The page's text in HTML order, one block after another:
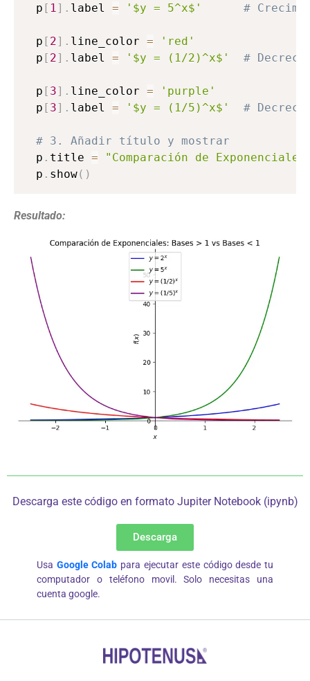
p [ 1] . label = '$y = 5^x$' #
p [ 2] . line_color =
'red'
p [ 2] . label = '$y = (1/2)^x$' #
p [ 3] . line_color =
'purple'
p [ 3] . label = '$y = (1/5)^x$' #
# 3. Añadir título y mostrar
p . title =
"Comparación de
p . show( )
Resultado:
Descarga este código en formato Jupiter Notebook (ipynb)
Descarga
Usa Google Colab para ejecutar este código desde tu
computador o teléfono movil. Solo necesitas una
cuenta google.